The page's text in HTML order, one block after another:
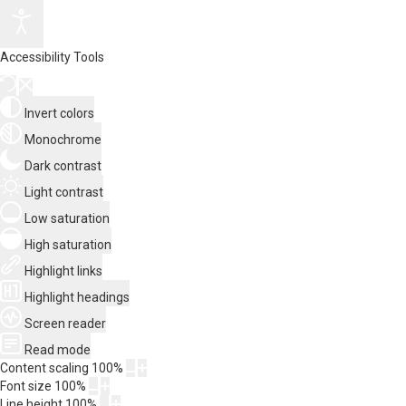
Accessibility Tools
Invert colors
Monochrome
Dark contrast
Light contrast
Low saturation
High saturation
Highlight links
Highlight headings
Screen reader
Read mode
Content scaling 100%
Font size 100%